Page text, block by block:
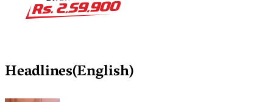
Headlines(English)